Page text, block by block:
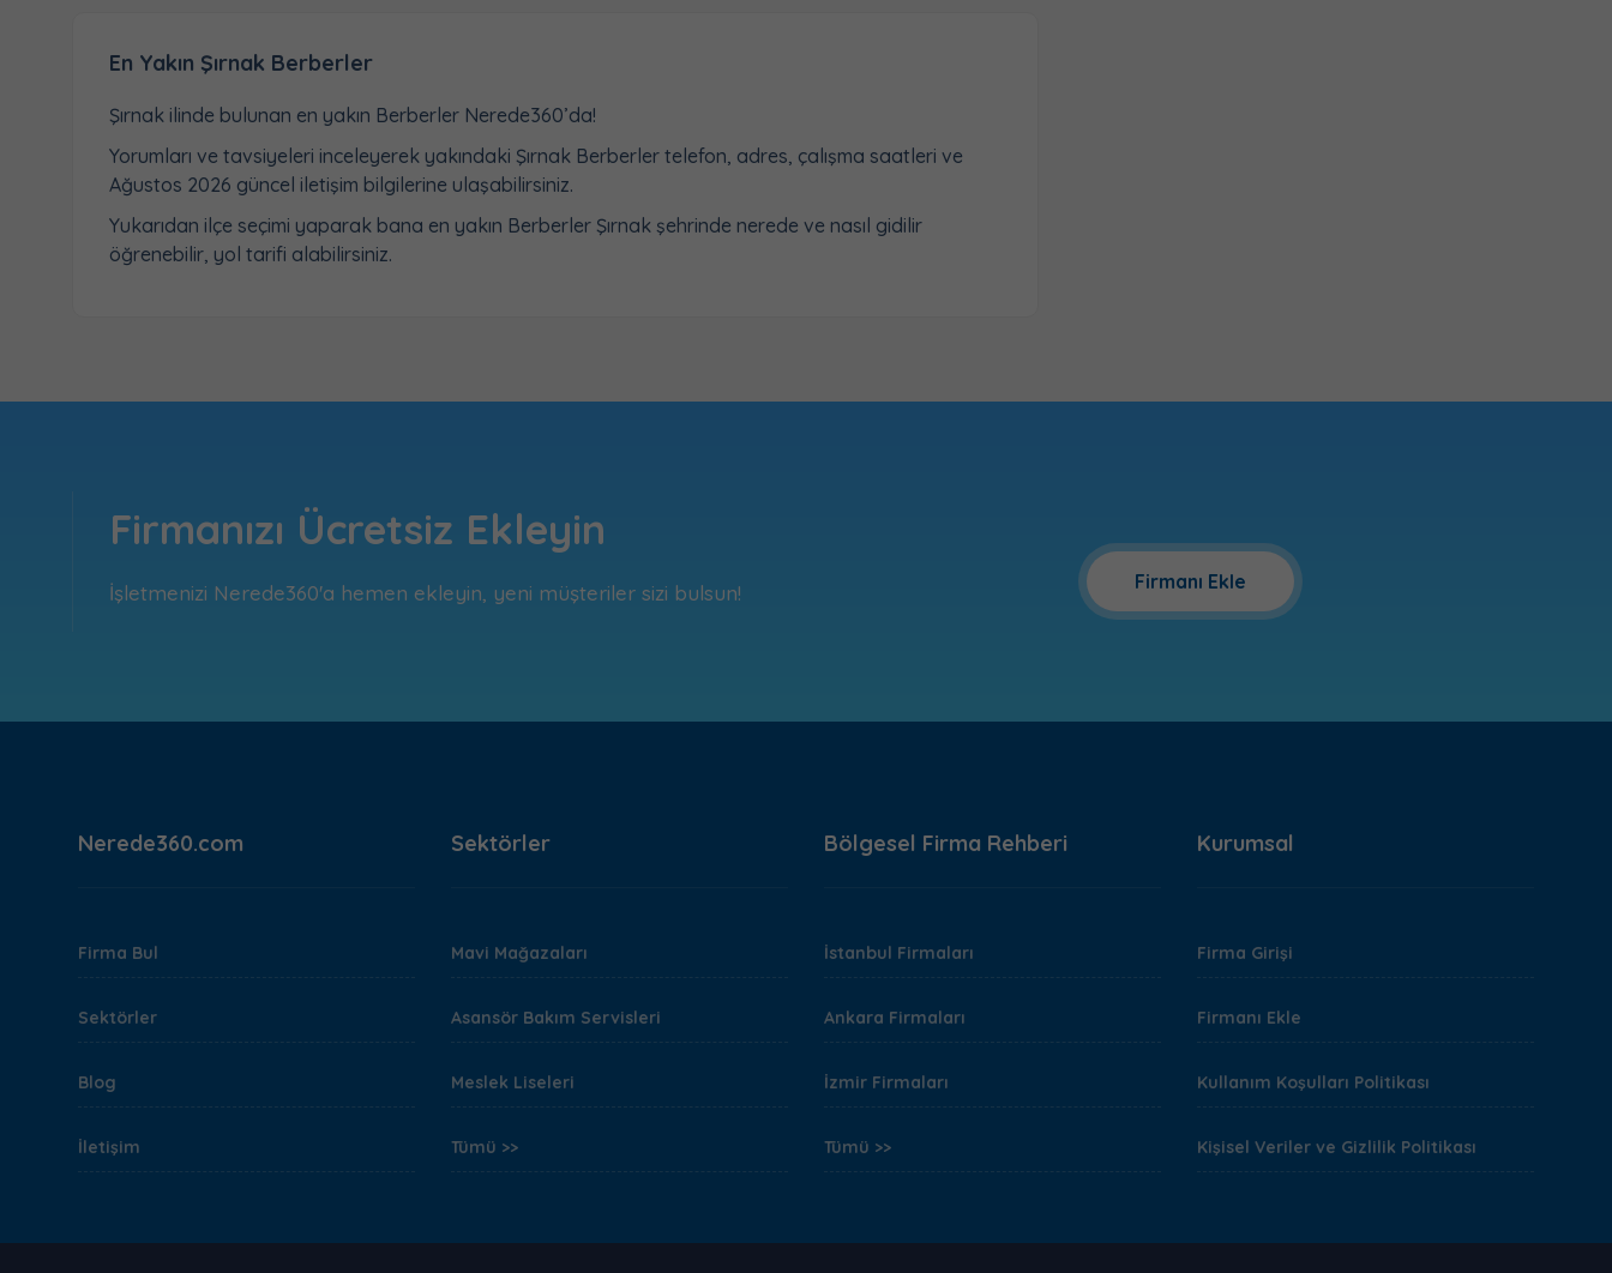
En Yakın Şırnak Berberler
Şırnak ilinde bulunan en yakın Berberler Nerede360’da!
Yorumları ve tavsiyeleri inceleyerek yakındaki Şırnak Berberler telefon, adres, çalışma saatleri ve
Ağustos 2026 güncel iletişim bilgilerine ulaşabilirsiniz.
Yukarıdan ilçe seçimi yaparak bana en yakın Berberler Şırnak şehrinde nerede ve nasıl gidilir
öğrenebilir, yol tarifi alabilirsiniz.
Firmanızı Ücretsiz Ekleyin
İşletmenizi Nerede360'a hemen ekleyin, yeni müşteriler sizi bulsun! Firmanı Ekle
Nerede360.com
Firma Bul
Sektörler
Blog
İletişim
Sektörler
Mavi Mağazaları
Asansör Bakım Servisleri
Meslek Liseleri
Tümü >>
Bölgesel Firma Rehberi
İstanbul Firmaları
Ankara Firmaları
İzmir Firmaları
Tümü >>
Kurumsal
Firma Girişi
Firmanı Ekle
Kullanım Koşulları Politikası
Kişisel Veriler ve Gizlilik Politikası